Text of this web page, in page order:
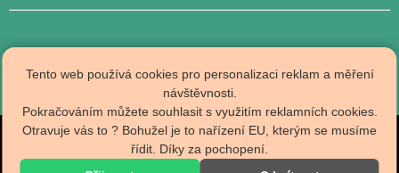
R A D I O T E C H N A
specializovaný E-Shop
Doprava Kontakty
Tento web používá cookies pro personalizaci reklam a měření
návštěvnosti.
Pokračováním můžete souhlasit s využitím reklamních cookies.
Otravuje vás to ? Bohužel je to nařízení EU, kterým se musíme
řídit. Díky za pochopení.